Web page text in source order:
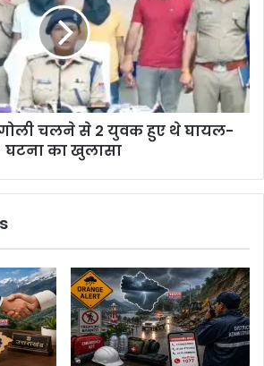
गोली चलने से 2 युवक हुए थे घायल-
घटना का खुलासा